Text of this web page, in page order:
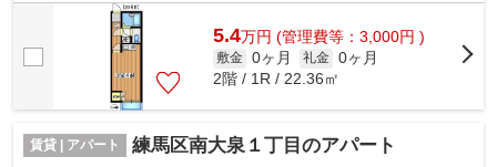
スタッフが対応致しますのでご希望...
5.4万円 (管理費等：3,000円 )
敷金 0ヶ月 礼金 0ヶ月
2階 / 1R / 22.36㎡
賃貸 | アパート 練馬区南大泉１丁目のアパート